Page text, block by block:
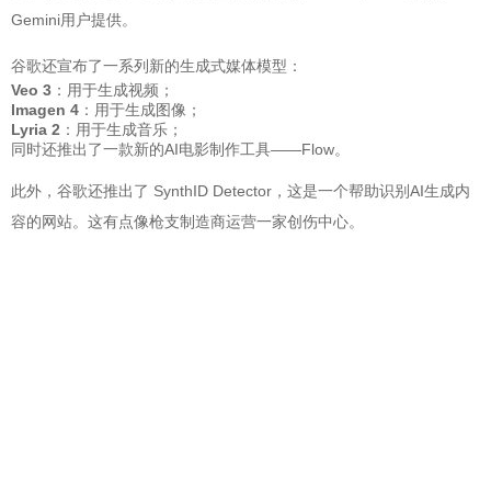
Gemini用户提供。
谷歌还宣布了一系列新的生成式媒体模型：
Veo 3 ：用于生成视频；
Imagen 4 ：用于生成图像；
Lyria 2 ：用于生成音乐；
同时还推出了一款新的AI电影制作工具——Flow。
此外，谷歌还推出了 SynthID Detector，这是一个帮助识别AI生成内
容的网站。这有点像枪支制造商运营一家创伤中心。